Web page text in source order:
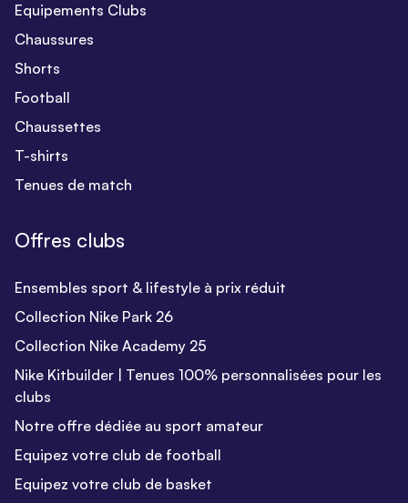
Equipements Clubs
Chaussures
Shorts
Football
Chaussettes
T-shirts
Tenues de match
Offres clubs
Ensembles sport & lifestyle à prix réduit
Collection Nike Park 26
Collection Nike Academy 25
Nike Kitbuilder | Tenues 100% personnalisées pour les
clubs
Notre offre dédiée au sport amateur
Equipez votre club de football
Equipez votre club de basket